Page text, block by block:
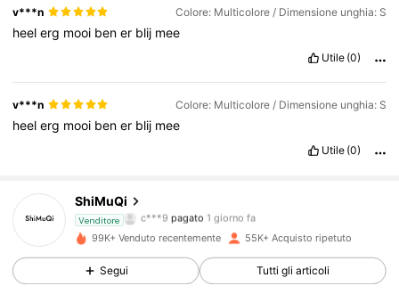
v***n Colore: Multicolore / Dimensione unghia: S
heelerg mooi bener blij mee
Utile (0)
v***n Colore: Multicolore / Dimensione unghia: S
heelerg mooi bener blij mee
Utile (0)
ShiMuQi
Venditore
f***3segue8 ore fa
99K+ Venduto recentemente 55K+ Acquisto ripetuto
Segui Tutti gli articoli